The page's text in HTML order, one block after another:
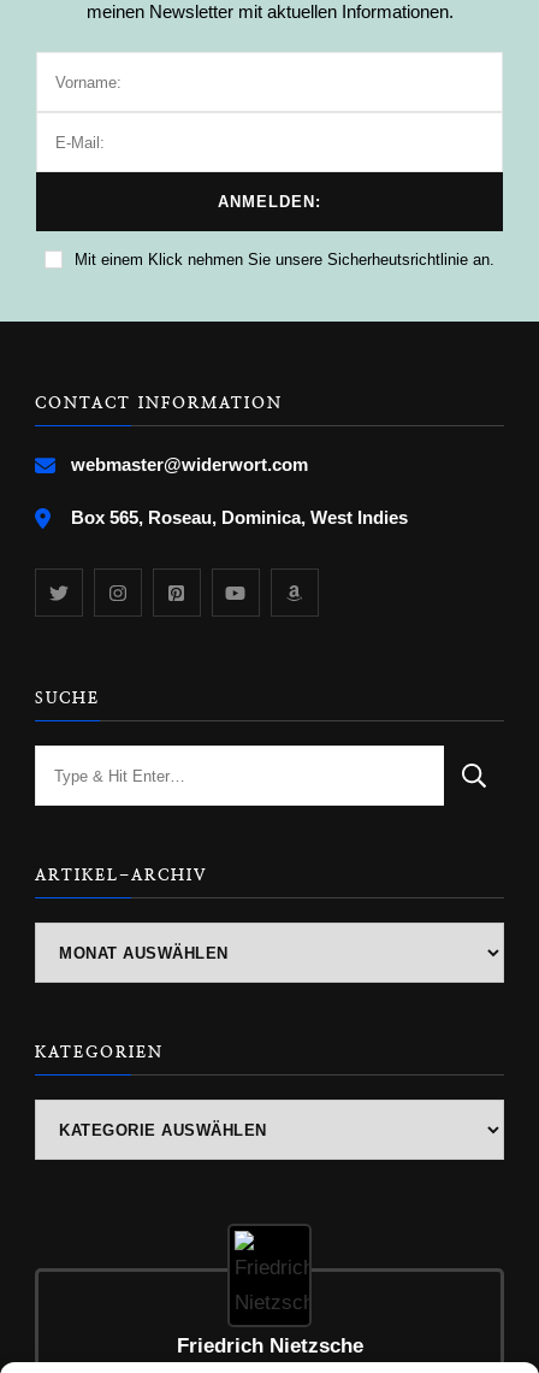
meinen Newsletter mit aktuellen Informationen.
Mit einem Klick nehmen Sie unsere Sicherheutsrichtlinie an.
CONTACT INFORMATION
webmaster@widerwort.com
Box 565, Roseau, Dominica, West Indies
SUCHE
ARTIKEL-ARCHIV
KATEGORIEN
Friedrich Nietzsche